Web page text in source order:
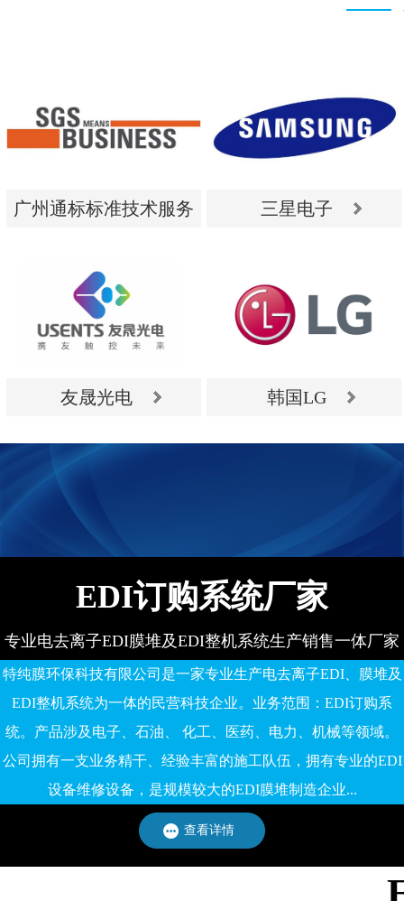
广州通标标准技术服务
广州通标标准技术服务
有限公司
三星电子
三星电子
友晟光电 韩国LG
EDI订购系统厂家
专业电去离子EDI膜堆及EDI整机系统生产销售一体厂家
特纯膜环保科技有限公司是一家专业生产电去离子EDI、膜堆及
EDI整机系统为一体的民营科技企业。业务范围：EDI订购系
统。产品涉及电子、石油、 化工、医药、电力、机械等领域。
公司拥有一支业务精干、经验丰富的施工队伍，拥有专业的EDI
设备维修设备，是规模较大的EDI膜堆制造企业...
查看详情